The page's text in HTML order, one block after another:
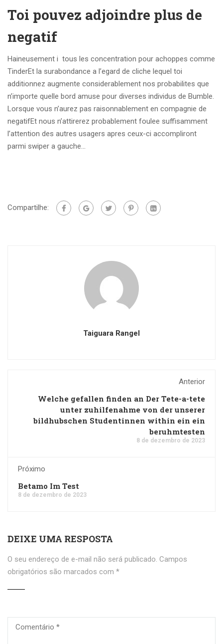
Toi pouvez adjoindre plus de
negatif
Haineusement i tous les concentration pour achoppes comme
TinderEt la surabondance a l’egard de cliche lequel toi
additionnez augmente considerablement nos probabilites que
n’importe quelle bord amuse pour diverses individus de Bumble.
Lorsque vous n’aurez pas raisonnablement en compagnie de
negatifEt nous n’attirerez probablement foulee suffisamment
l’attention des autres usagers apres ceux-ci accompliront
parmi swiper a gauche…
Compartilhe:
Taiguara Rangel
Anterior
Welche gefallen finden an Der Tete-a-tete
unter zuhilfenahme von der unserer
bildhubschen Studentinnen within ein ein
beruhmtesten
8 de dezembro de 2023
Próximo
Betamo Im Test
8 de dezembro de 2023
DEIXE UMA RESPOSTA
O seu endereço de e-mail não será publicado. Campos
obrigatórios são marcados com *